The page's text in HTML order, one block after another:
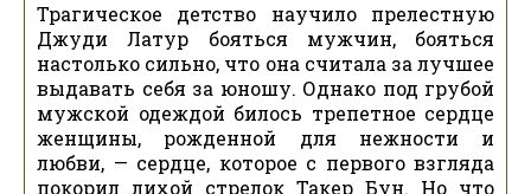
Трагическое детство научило прелестную
Джуди Латур бояться мужчин, бояться
настолько сильно, что она считала за лучшее
выдавать себя за юношу. Однако под грубой
мужской одеждой билось трепетное сердце
женщины, рожденной для нежности и
любви, — сердце, которое с первого взгляда
покорил лихой стрелок Такер Бун. Но что